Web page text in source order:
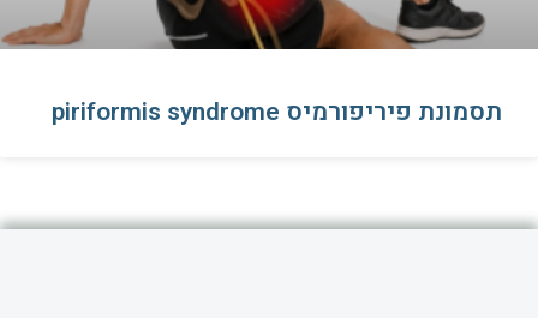
תסמונת פיריפורמיס piriformis syndrome